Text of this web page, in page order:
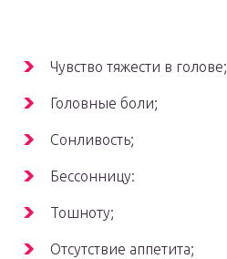
Чувство тяжести в голове;
Головные боли;
Сонливость;
Бессонницу:
Тошноту;
Отсутствие аппетита;